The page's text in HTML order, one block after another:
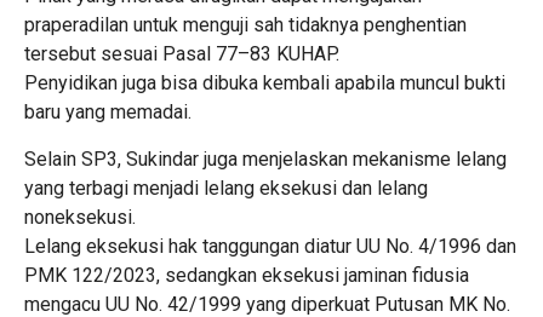
praperadilan untuk menguji sah tidaknya penghentian
tersebut sesuai Pasal 77–83 KUHAP.
Penyidikan juga bisa dibuka kembali apabila muncul bukti
baru yang memadai.
Selain SP3, Sukindar juga menjelaskan mekanisme lelang
yang terbagi menjadi lelang eksekusi dan lelang
noneksekusi.
Lelang eksekusi hak tanggungan diatur UU No. 4/1996 dan
PMK 122/2023, sedangkan eksekusi jaminan fidusia
mengacu UU No. 42/1999 yang diperkuat Putusan MK No.